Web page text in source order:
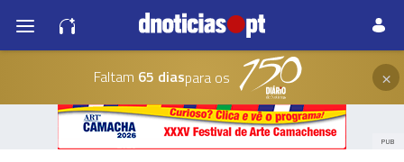
Faltam 65 diaspara os ×
PUB